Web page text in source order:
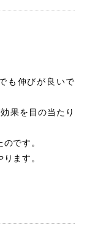
も伸びが良いで
果を目の当たり
です。
ます。